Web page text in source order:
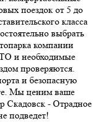
поездок от 5 до
класса
выбрать
компании
и необходимые
проверяются.
и безопасную
Мы ценим ваше
Скадовск - Отрадное
подведет!